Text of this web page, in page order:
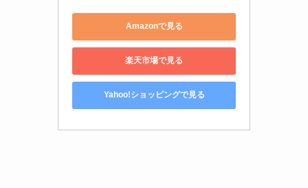
Amazonで見る
楽天市場で見る
Yahoo!ショッピングで見る